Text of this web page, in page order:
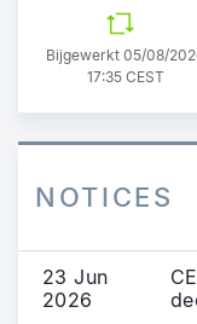
Bijgewerkt 05/08/
17:35 CEST
NOTICES
23 Jun
2026